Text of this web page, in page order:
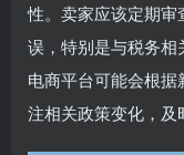
性。卖家应该定期
误，特别是与税务
电商平台可能会根
注相关政策变化，及